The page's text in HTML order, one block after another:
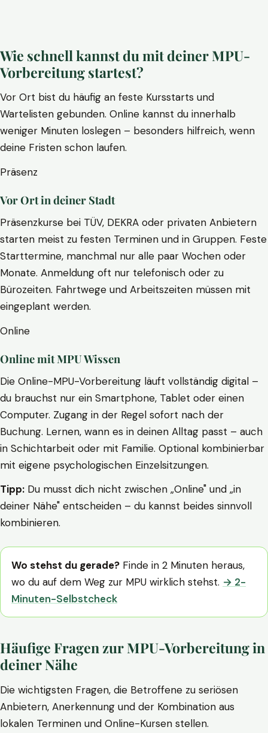
Wie schnell kannst du mit deiner MPU-
Vorbereitung startest?
Vor Ort bist du häufig an feste Kursstarts und
Wartelisten gebunden. Online kannst du innerhalb
weniger Minuten loslegen – besonders hilfreich, wenn
deine Fristen schon laufen.
Präsenz
Vor Ort in deiner Stadt
Präsenzkurse bei TÜV, DEKRA oder privaten Anbietern
starten meist zu festen Terminen und in Gruppen. Feste
Starttermine, manchmal nur alle paar Wochen oder
Monate. Anmeldung oft nur telefonisch oder zu
Bürozeiten. Fahrtwege und Arbeitszeiten müssen mit
eingeplant werden.
Online
Online mit MPU Wissen
Die Online-MPU-Vorbereitung läuft vollständig digital –
du brauchst nur ein Smartphone, Tablet oder einen
Computer. Zugang in der Regel sofort nach der
Buchung. Lernen, wann es in deinen Alltag passt – auch
in Schichtarbeit oder mit Familie. Optional kombinierbar
mit eigene psychologischen Einzelsitzungen.
Tipp: Du musst dich nicht zwischen „Online" und „in
deiner Nähe" entscheiden – du kannst beides sinnvoll
kombinieren.
Wo stehst du gerade? Finde in 2 Minuten heraus,
wo du auf dem Weg zur MPU wirklich stehst. → 2-
Minuten-Selbstcheck
Häufige Fragen zur MPU-Vorbereitung in
deiner Nähe
Die wichtigsten Fragen, die Betroffene zu seriösen
Anbietern, Anerkennung und der Kombination aus
lokalen Terminen und Online-Kursen stellen.